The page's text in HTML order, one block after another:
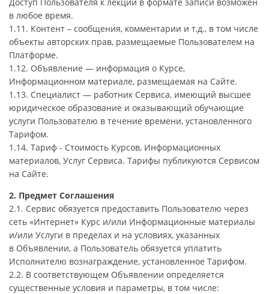
в любое время.
1.11. Контент – сообщения, комментарии и т.д., в том числе
объекты авторских прав, размещаемые Пользователем на
Платформе.
1.12. Объявление — информация о Курсе,
Информационном материале, размещаемая на Сайте.
1.13. Специалист — работник Сервиса, имеющий высшее
юридическое образование и оказывающий обучающие
услуги Пользователю в течение времени, установленного
Тарифом.
1.14. Тариф - Стоимость Курсов, Информационных
материалов, Услуг Сервиса. Тарифы публикуются Сервисом
на Сайте.
2. Предмет Соглашения
2.1. Сервис обязуется предоставить Пользователю через
сеть «Интернет» Курс и/или Информационные материалы
и/или Услуги в пределах и на условиях, указанных
в Объявлении, а Пользователь обязуется уплатить
Исполнителю вознаграждение, установленное Тарифом.
2.2. В соответствующем Объявлении определяется
существенные условия и параметры, в том числе: